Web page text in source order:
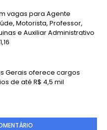
vagas para Agente
Motorista, Professor,
e Auxiliar Administrativo
Gerais oferece cargos
de até R$ 4,5 mil